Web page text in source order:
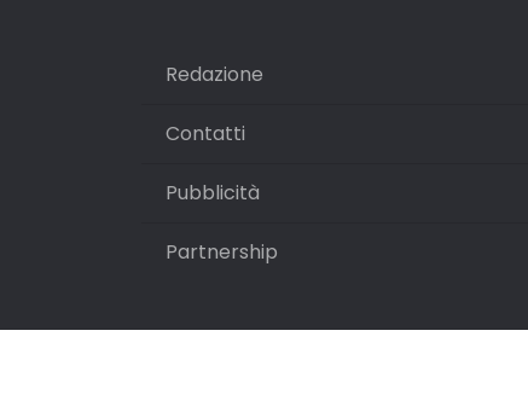
Redazione
Contatti
Pubblicità
Partnership